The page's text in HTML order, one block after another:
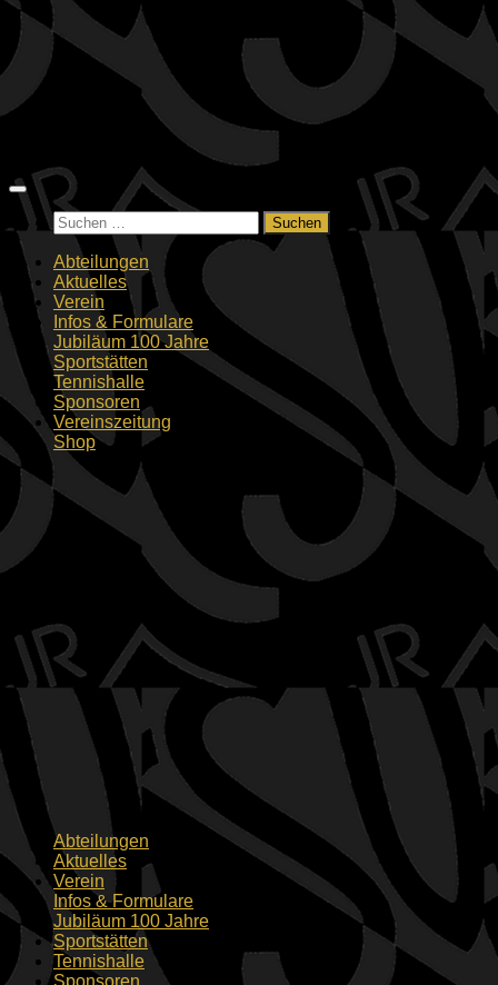
Zum
Inhalt
springen
Suchen
nach:
Abteilungen
Aktuelles
Verein
Infos & Formulare
Jubiläum 100 Jahre
Sportstätten
Tennishalle
Sponsoren
Vereinszeitung
Shop
Abteilungen
Aktuelles
Verein
Infos & Formulare
Jubiläum 100 Jahre
Sportstätten
Tennishalle
Sponsoren